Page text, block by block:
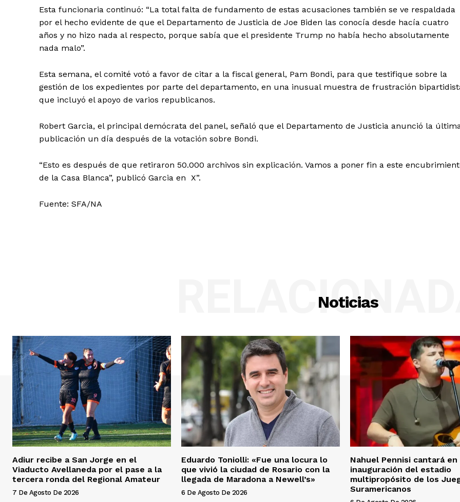
Esta funcionaria continuó: “La total falta de fundamento de estas acusaciones también se ve respaldada
por el hecho evidente de que el Departamento de Justicia de Joe Biden las conocía desde hacía cuatro
años y no hizo nada al respecto, porque sabía que el presidente Trump no había hecho absolutamente
nada malo”.
Esta semana, el comité votó a favor de citar a la fiscal general, Pam Bondi, para que testifique sobre la
gestión de los expedientes por parte del departamento, en una inusual muestra de frustración
que incluyó el apoyo de varios republicanos.
Robert Garcia, el principal demócrata del panel, señaló que el Departamento de Justicia anunció la
publicación un día después de la votación sobre Bondi.
“Esto es después de que retiraron 50.000 archivos sin explicación. Vamos a poner fin a este
de la Casa Blanca”, publicó Garcia en X”.
Fuente: SFA/NA
Noticias
Adiur recibe a San Jorge en el
Viaducto Avellaneda por el pase a la
tercera ronda del Regional Amateur
7 De Agosto De 2026
Eduardo Toniolli: «Fue una locura lo
que vivió la ciudad de Rosario con la
llegada de Maradona a Newell’s»
6 De Agosto De 2026
Nahuel Pennisi cantará en
inauguración del estadio
multipropósito de los
Suramericanos